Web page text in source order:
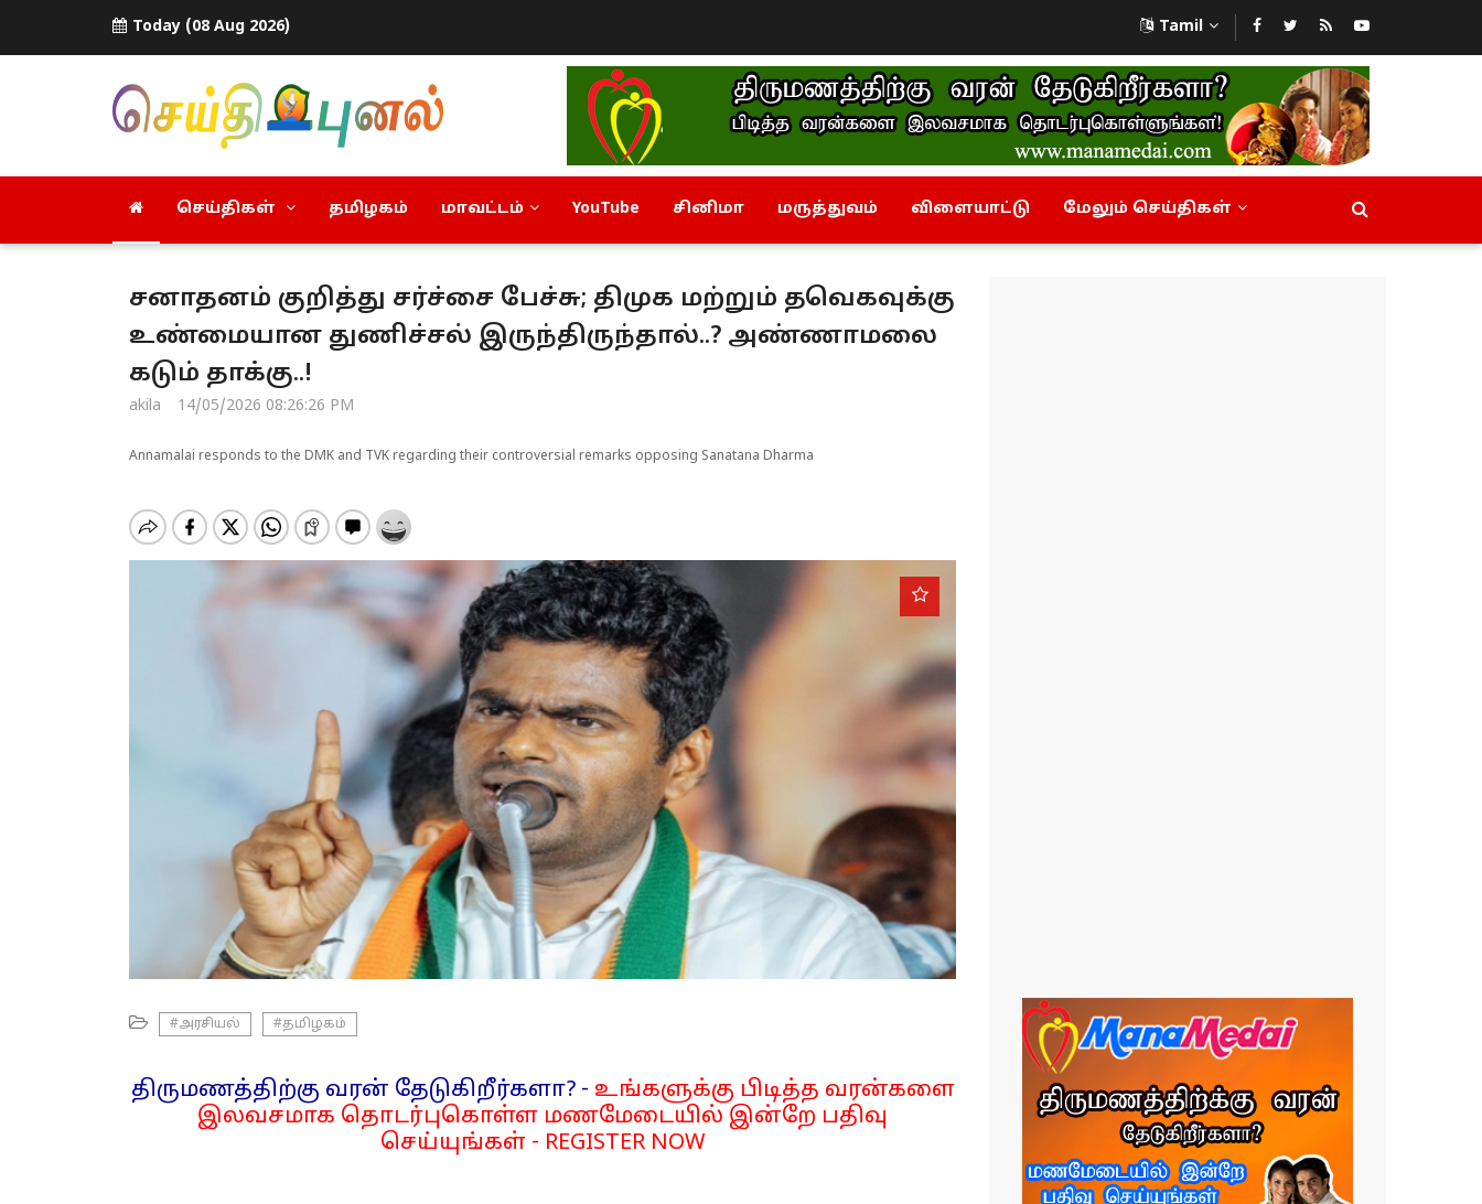
Today (08 Aug 2026) Tamil
செய்திகள் தமிழகம் மாவட்டம் YouTube சினிமா மருத்துவம் விளையாட்டு மேலும் செய்திகள்
சனாதனம் குறித்து சர்ச்சை பேச்சு; திமுக மற்றும் தவெகவுக்கு
உண்மையான துணிச்சல் இருந்திருந்தால்..? அண்ணாமலை
கடும் தாக்கு..!
akila 14/05/2026 08:26:26 PM
Annamalai responds to the DMK and TVK regarding their controversial remarks opposing Sanatana Dharma
#அரசியல் #தமிழகம்
திருமணத்திற்கு வரன் தேடுகிறீர்களா? - உங்களுக்கு பிடித்த வரன்களை
இலவசமாக தொடர்புகொள்ள மணமேடையில் இன்றே பதிவு
செய்யுங்கள் - REGISTER NOW